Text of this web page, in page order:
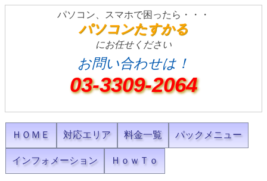
パソコン、スマホで困ったら・・・
パソコンたすかる
にお任せください
お問い合わせは！
03-3309-2064
ＨＯＭＥ 対応エリア 料金一覧 パックメニュー
インフォメーション ＨｏｗＴｏ